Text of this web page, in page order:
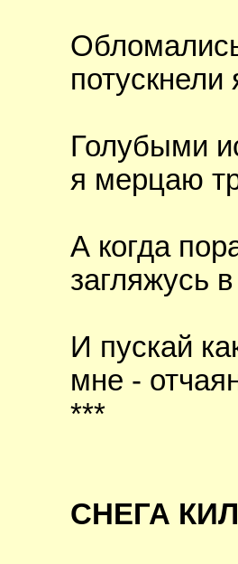
потускнели
Голубыми
я мерцаю
А когда
загляжусь
И пускай
мне -
***
СНЕГА